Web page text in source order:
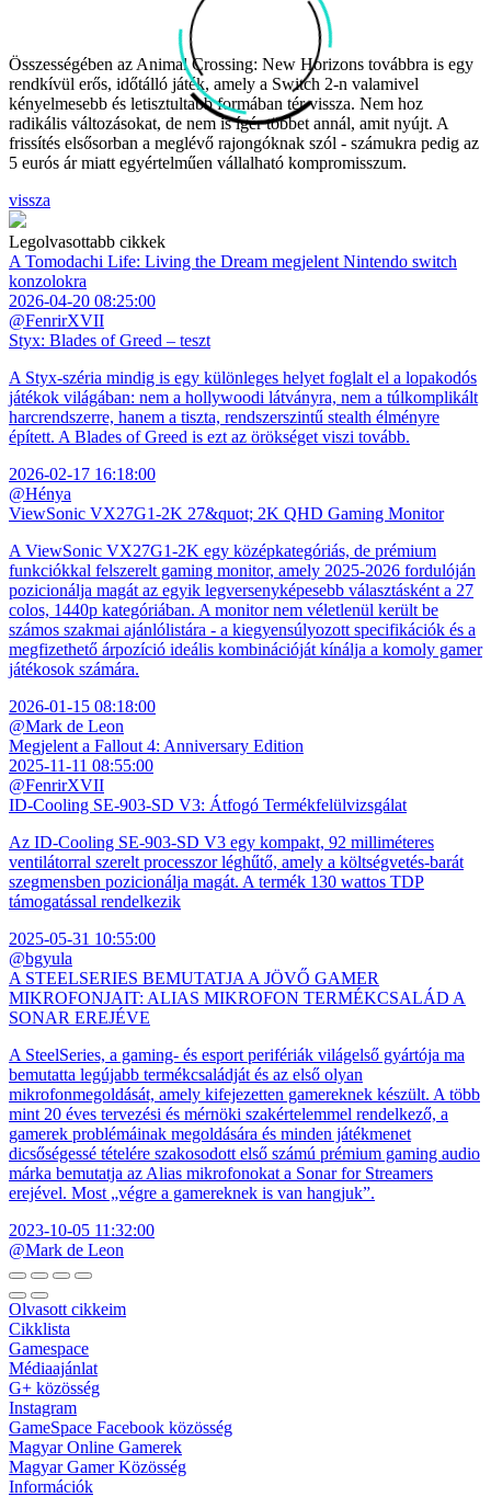
Összességében az Animal Crossing: New Horizons továbbra is egy
rendkívül erős, időtálló játék, amely a Switch 2-n valamivel
kényelmesebb és letisztultabb formában tér vissza. Nem hoz
radikális változásokat, de nem is ígér többet annál, amit nyújt. A
frissítés elsősorban a meglévő rajongóknak szól - számukra pedig az
5 eurós ár miatt egyértelműen vállalható kompromisszum.
vissza
Legolvasottabb cikkek
A Tomodachi Life: Living the Dream megjelent Nintendo switch
konzolokra
2026-04-20 08:25:00
@FenrirXVII
Styx: Blades of Greed – teszt
A Styx-széria mindig is egy különleges helyet foglalt el a lopakodós
játékok világában: nem a hollywoodi látványra, nem a túlkomplikált
harcrendszerre, hanem a tiszta, rendszerszintű stealth élményre
épített. A Blades of Greed is ezt az örökséget viszi tovább.
2026-02-17 16:18:00
@Hénya
ViewSonic VX27G1-2K 27&quot; 2K QHD Gaming Monitor
A ViewSonic VX27G1-2K egy középkategóriás, de prémium
funkciókkal felszerelt gaming monitor, amely 2025-2026 fordulóján
pozicionálja magát az egyik legversenyképesebb választásként a 27
colos, 1440p kategóriában. A monitor nem véletlenül került be
számos szakmai ajánlólistára - a kiegyensúlyozott specifikációk és a
megfizethető árpozíció ideális kombinációját kínálja a komoly gamer
játékosok számára.
2026-01-15 08:18:00
@Mark de Leon
Megjelent a Fallout 4: Anniversary Edition
2025-11-11 08:55:00
@FenrirXVII
ID-Cooling SE-903-SD V3: Átfogó Termékfelülvizsgálat
Az ID-Cooling SE-903-SD V3 egy kompakt, 92 milliméteres
ventilátorral szerelt processzor léghűtő, amely a költségvetés-barát
szegmensben pozicionálja magát. A termék 130 wattos TDP
támogatással rendelkezik
2025-05-31 10:55:00
@bgyula
A STEELSERIES BEMUTATJA A JÖVŐ GAMER
MIKROFONJAIT: ALIAS MIKROFON TERMÉKCSALÁD A
SONAR EREJÉVE
A SteelSeries, a gaming- és esport perifériák világelső gyártója ma
bemutatta legújabb termékcsaládját és az első olyan
mikrofonmegoldását, amely kifejezetten gamereknek készült. A több
mint 20 éves tervezési és mérnöki szakértelemmel rendelkező, a
gamerek problémáinak megoldására és minden játékmenet
dicsőségessé tételére szakosodott első számú prémium gaming audio
márka bemutatja az Alias mikrofonokat a Sonar for Streamers
erejével. Most „végre a gamereknek is van hangjuk”.
2023-10-05 11:32:00
@Mark de Leon
Olvasott cikkeim
Cikklista
Gamespace
Médiaajánlat
G+ közösség
Instagram
GameSpace Facebook közösség
Magyar Online Gamerek
Magyar Gamer Közösség
Információk